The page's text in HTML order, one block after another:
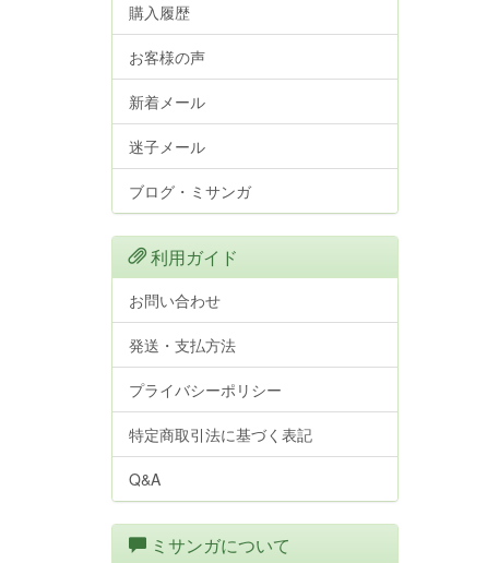
購入履歴
お客様の声
新着メール
迷子メール
ブログ・ミサンガ
利用ガイド
お問い合わせ
発送・支払方法
プライバシーポリシー
特定商取引法に基づく表記
Q&A
ミサンガについて